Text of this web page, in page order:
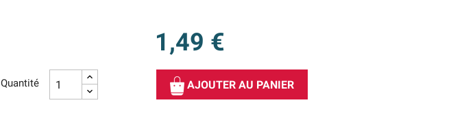
1,49 €
Quantité AJOUTER AU PANIER